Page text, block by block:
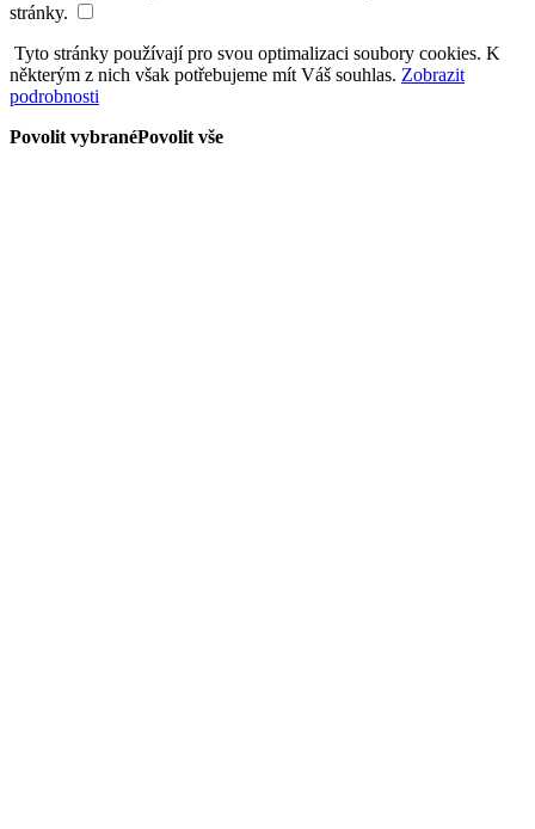
stránky.
Tyto stránky používají pro svou optimalizaci soubory cookies. K
některým z nich však potřebujeme mít Váš souhlas. Zobrazit
podrobnosti
Povolit vybranéPovolit vše